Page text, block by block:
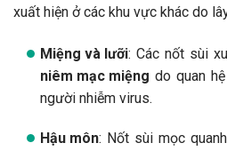
xuất hiện ở các khu vực khác do
Miệng và lưỡi: Các nốt sùi
niêm mạc miệng do quan
người nhiễm virus.
Hậu môn: Nốt sùi mọc quanh